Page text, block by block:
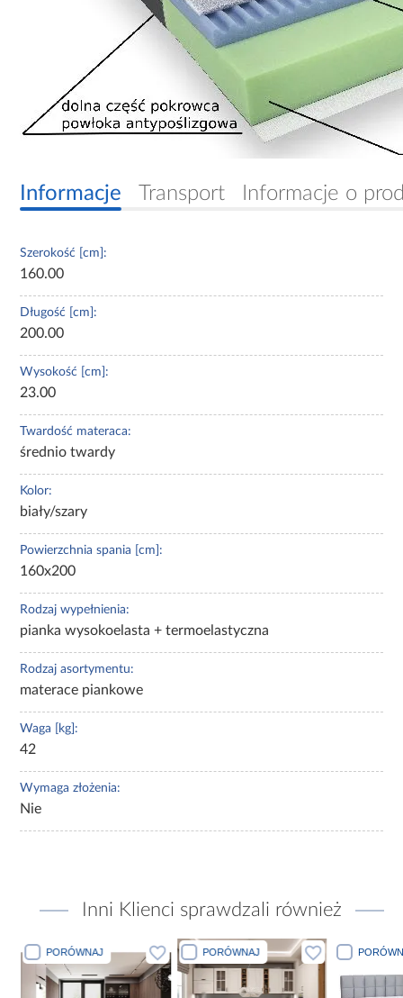
Informacje Transport Informacje o
Szerokość [cm]:
160.00
Długość [cm]:
200.00
Wysokość [cm]:
23.00
Twardość materaca:
średnio twardy
Kolor:
biały/szary
Powierzchnia spania [cm]:
160x200
Rodzaj wypełnienia:
pianka wysokoelasta + termoelastyczna
Rodzaj asortymentu:
materace piankowe
Waga [kg]:
42
Wymaga złożenia:
Nie
Inni Klienci sprawdzali również
PORÓWNAJ PORÓWNAJ